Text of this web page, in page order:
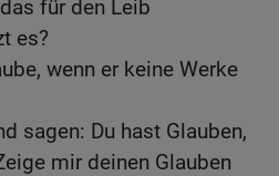
für den Leib
es?
wenn er keine Werke
sagen: Du hast Glauben,
mir deinen Glauben